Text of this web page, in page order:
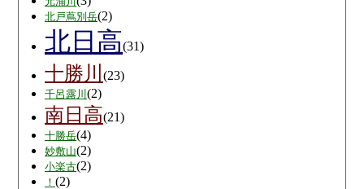
北戸蔦別岳(2)
北日高(31)
十勝川 (23)
千呂露川 (2)
南日高(21)
十勝岳(4)
妙敷山(2)
小楽古(2)
！ (2)